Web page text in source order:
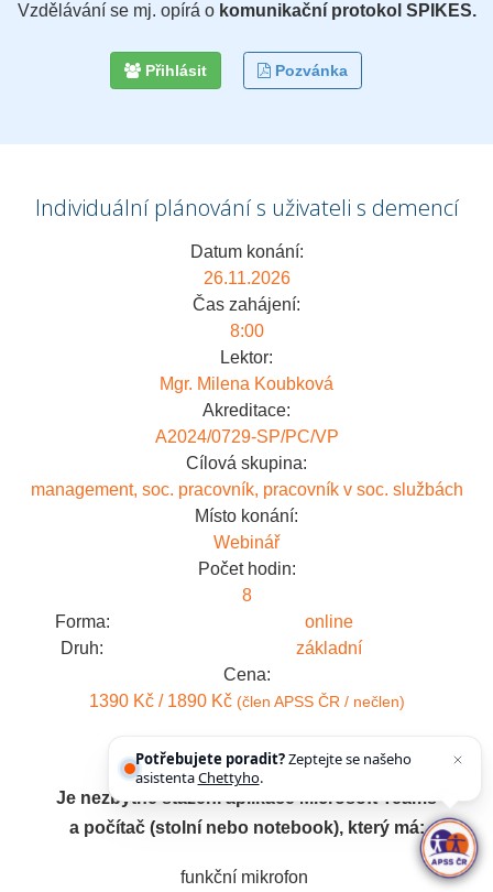
Vzdělávání se mj. opírá o komunikační protokol SPIKES.
Přihlásit Pozvánka
Individuální plánování s uživateli s demencí
Datum konání:
26.11.2026
Čas zahájení:
8:00
Lektor:
Mgr. Milena Koubková
Akreditace:
A2024/0729-SP/PC/VP
Cílová skupina:
management, soc. pracovník, pracovník v soc. službách
Místo konání:
Webinář
Počet hodin:
8
Forma:
online
Druh:
základní
Cena:
1390 Kč / 1890 Kč (člen APSS ČR / nečlen)
Je nezbytné stažení aplikace Microsoft Teams
a počítač (stolní nebo notebook), který má:
funkční mikrofon
Potřebujete poradit?Zeptejte se našeho
asistentaChettyho.